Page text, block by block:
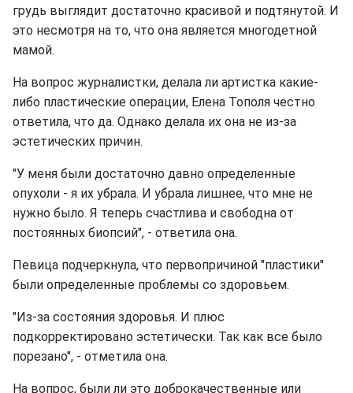
грудь выглядит достаточно красивой и подтянутой. И
это несмотря на то, что она является многодетной
мамой.
На вопрос журналистки, делала ли артистка какие-
либо пластические операции, Елена Тополя честно
ответила, что да. Однако делала их она не из-за
эстетических причин.
"У меня были достаточно давно определенные
опухоли - я их убрала. И убрала лишнее, что мне не
нужно было. Я теперь счастлива и свободна от
постоянных биопсий", - ответила она.
Певица подчеркнула, что первопричиной "пластики"
были определенные проблемы со здоровьем.
"Из-за состояния здоровья. И плюс
подкорректировано эстетически. Так как все было
порезано", - отметила она.
На вопрос, были ли это доброкачественные или